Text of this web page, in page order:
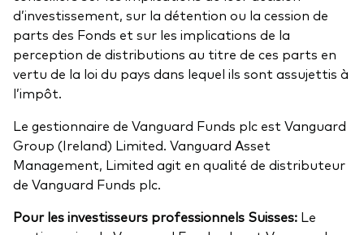
d’investissement, sur la détention ou la cession de
parts des Fonds et sur les implications de la
perception de distributions au titre de ces parts en
vertu de la loi du pays dans lequel ils sont assujettis à
l’impôt.
Le gestionnaire de Vanguard Funds plc est Vanguard
Group (Ireland) Limited. Vanguard Asset
Management, Limited agit en qualité de distributeur
de Vanguard Funds plc.
Pour les investisseurs professionnels Suisses: Le